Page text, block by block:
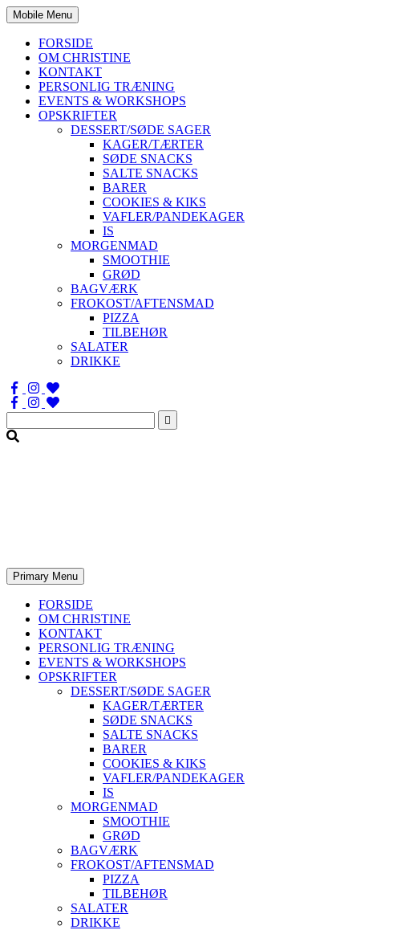
Mobile Menu
FORSIDE
OM CHRISTINE
KONTAKT
PERSONLIG TRÆNING
EVENTS & WORKSHOPS
OPSKRIFTER
DESSERT/SØDE SAGER
KAGER/TÆRTER
SØDE SNACKS
SALTE SNACKS
BARER
COOKIES & KIKS
VAFLER/PANDEKAGER
IS
MORGENMAD
SMOOTHIE
GRØD
BAGVÆRK
FROKOST/AFTENSMAD
PIZZA
TILBEHØR
SALATER
DRIKKE
Søg
efter:
Primary Menu
FORSIDE
OM CHRISTINE
KONTAKT
PERSONLIG TRÆNING
EVENTS & WORKSHOPS
OPSKRIFTER
DESSERT/SØDE SAGER
KAGER/TÆRTER
SØDE SNACKS
SALTE SNACKS
BARER
COOKIES & KIKS
VAFLER/PANDEKAGER
IS
MORGENMAD
SMOOTHIE
GRØD
BAGVÆRK
FROKOST/AFTENSMAD
PIZZA
TILBEHØR
SALATER
DRIKKE